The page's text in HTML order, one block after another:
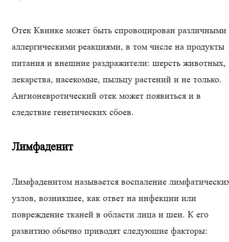
Отек Квинке может быть спровоцирован различными
аллергическими реакциями, в том числе на продукты
питания и внешние раздражители: шерсть животных,
лекарства, насекомые, пыльцу растений и не только.
Ангионевротический отек может появиться и в
следствие генетических сбоев.
Лимфаденит
Лимфаденитом называется воспаление
узлов, возникшее, как ответ на инфекции или
повреждение тканей в области лица и шеи. К его
развитию обычно приводят следующие факторы: